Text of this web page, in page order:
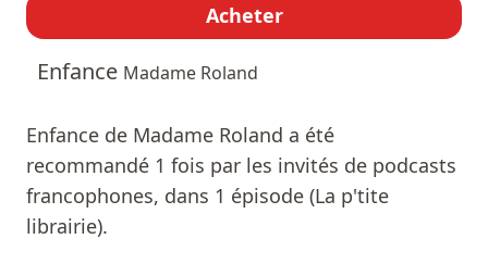
Acheter
Enfance Madame Roland
Enfance de Madame Roland a été
recommandé 1 fois par les invités de podcasts
francophones, dans 1 épisode (La p'tite
librairie).